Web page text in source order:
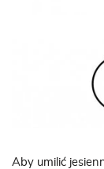
Aby umilić